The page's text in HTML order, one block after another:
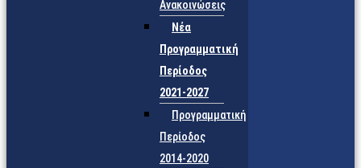
Ανακοινώσεις
Νέα
Προγραμματική
Περίοδος
2021-2027
Προγραμματική
Περίοδος
2014-2020